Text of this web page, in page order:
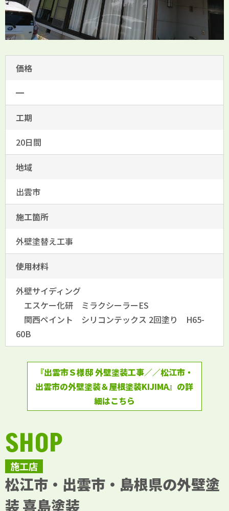
価格
━
工期
20日間
地域
出雲市
施工箇所
外壁塗替え工事
使用材料
外壁サイディング
エスケー化研 ミラクシーラーES
関西ペイント シリコンテックス 2回塗り H65-
60B
『出雲市Ｓ様邸 外壁塗装工事／／松江市・
出雲市の外壁塗装＆屋根塗装KIJIMA』の詳
細はこちら
施工店
SHOP
松江市・出雲市・島根県の外壁塗
装 喜島塗装